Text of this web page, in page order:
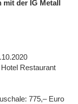
mit der IG Metall
Restaurant
775,– Euro